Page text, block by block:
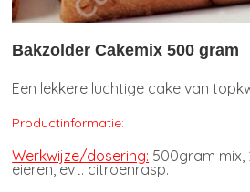
Bakzolder Cakemix 500 gram
Een lekkere luchtige cake van
Productinformatie:
Werkwijze/dosering: 500gram mix,
eieren, evt. citroenrasp.